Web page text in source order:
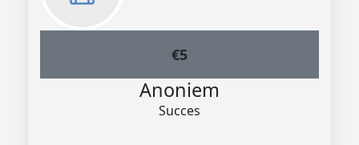
€5
Anoniem
Succes